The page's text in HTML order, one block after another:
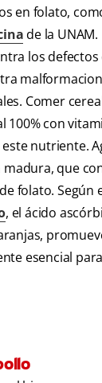
en folato,
de la
los
Comer
100% con
nutriente.
que
folato. Según
, el ácido
esencial